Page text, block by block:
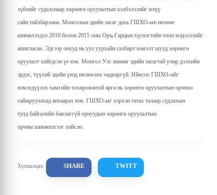
зүйлийг судалснаар хөрөнгө оруулалтын хэлбэлзлийг илүү
сайн тайлбарлана. Монголын эдийн засаг дахь ГШХО-ын нөлөөг
шинжлэхдээ 2010 болон 2015 оны Орц-Гарцын хүснэгтийн тоон мэдээллийг
ашигласан. Эдгээр онууд нь уул уурхайн салбарт нэмэлт шууд хөрөнгө
оруулалт хийгдсэн үе юм. Монгол Улс жижиг эдийн засагтай учир дэлхийн
эрдэс, түүхий эдийн үнэд нөлөөлөх чадваргүй. Иймээс ГШХО-ийг
нэмэгдүүлэх хамгийн тохиромжтой арга нь хөрөнгө оруулалтын орчноо
сайжруулахад анхаарах юм. ГШХО-ыг хэрхэн татах талаар судлахын
тулд байгалийн баялаггүй орнуудын хөрөнгө оруулалтын
орчны шинжилгээг хийсэн.
Хуваалцах: SHARE TWITT